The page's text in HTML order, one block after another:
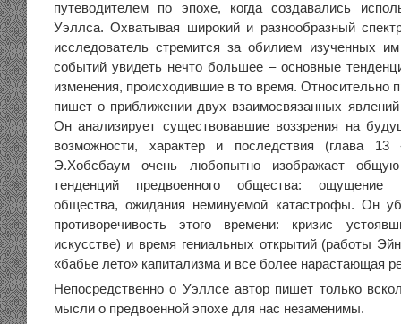
путеводителем по эпохе, когда создавались
Уэллса. Охватывая широкий и разнообразный
исследователь стремится за обилием изученных
событий увидеть нечто большее – основные
изменения, происходившие в то время. Относительно
пишет о приближении двух взаимосвязанных
Он анализирует существовавшие воззрения на
возможности, характер и последствия (глава
Э.Хобсбаум очень любопытно изображает общую
тенденций предвоенного общества: ощущение
общества, ожидания неминуемой катастрофы. Он
противоречивость этого времени: кризис
искусстве) и время гениальных открытий (работы
«бабье лето» капитализма и все более нарастающая
Непосредственно о Уэллсе автор пишет только
мысли о предвоенной эпохе для нас незаменимы.